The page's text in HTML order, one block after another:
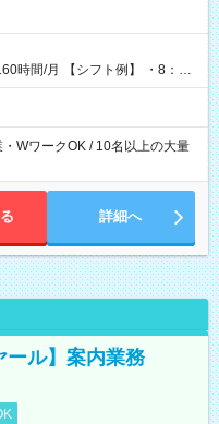
例】 ・8：00
WワークOK / 10名以上の大量
詳細へ
ール】案内業務